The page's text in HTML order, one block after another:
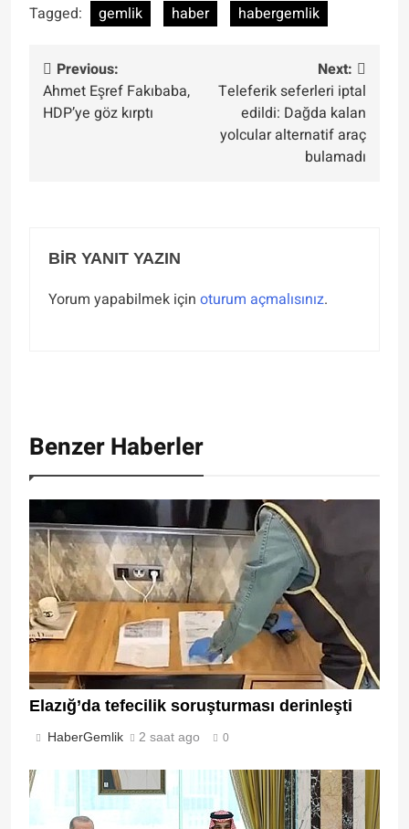
Tagged: gemlik haber habergemlik
Yazı
gezinmesi
Previous:
Ahmet Eşref Fakıbaba,
HDP’ye göz kırptı
Next:
Teleferik seferleri iptal
edildi: Dağda kalan
yolcular alternatif araç
bulamadı
BIR YANIT YAZIN
Yorum yapabilmek için oturum açmalısınız.
Benzer Haberler
Elazığ’da tefecilik soruşturması derinleşti
HaberGemlik 2 saat ago 0